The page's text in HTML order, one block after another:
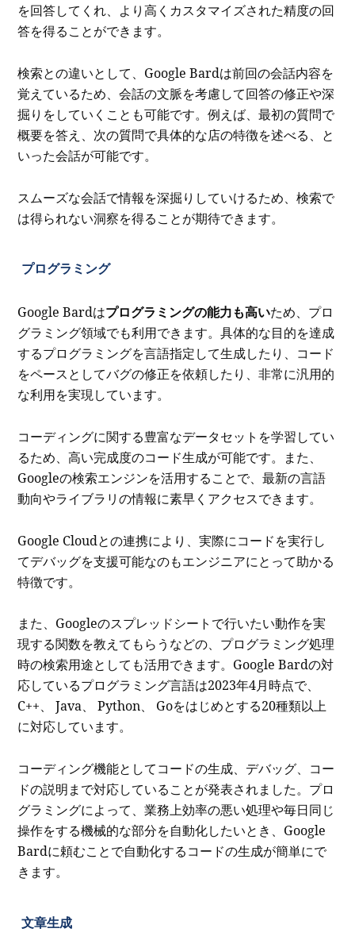
を回答してくれ、より高くカスタマイズされた精度の回
答を得ることができます。
検索との違いとして、Google Bardは前回の会話内容を
覚えているため、会話の文脈を考慮して回答の修正や深
掘りをしていくことも可能です。例えば、最初の質問で
概要を答え、次の質問で具体的な店の特徴を述べる、と
いった会話が可能です。
スムーズな会話で情報を深掘りしていけるため、検索で
は得られない洞察を得ることが期待できます。
プログラミング
Google Bardはプログラミングの能力も高いため、プロ
グラミング領域でも利用できます。具体的な目的を達成
するプログラミングを言語指定して生成したり、コード
をペースとしてバグの修正を依頼したり、非常に汎用的
な利用を実現しています。
コーディングに関する豊富なデータセットを学習してい
るため、高い完成度のコード生成が可能です。また、
Googleの検索エンジンを活用することで、最新の言語
動向やライブラリの情報に素早くアクセスできます。
Google Cloudとの連携により、実際にコードを実行し
てデバッグを支援可能なのもエンジニアにとって助かる
特徴です。
また、Googleのスプレッドシートで行いたい動作を実
現する関数を教えてもらうなどの、プログラミング処理
時の検索用途としても活用できます。Google Bardの対
応しているプログラミング言語は2023年4月時点で、
C++、 Java、 Python、 Goをはじめとする20種類以上
に対応しています。
コーディング機能としてコードの生成、デバッグ、コー
ドの説明まで対応していることが発表されました。プロ
グラミングによって、業務上効率の悪い処理や毎日同じ
操作をする機械的な部分を自動化したいとき、Google
Bardに頼むことで自動化するコードの生成が簡単にで
きます。
文章生成